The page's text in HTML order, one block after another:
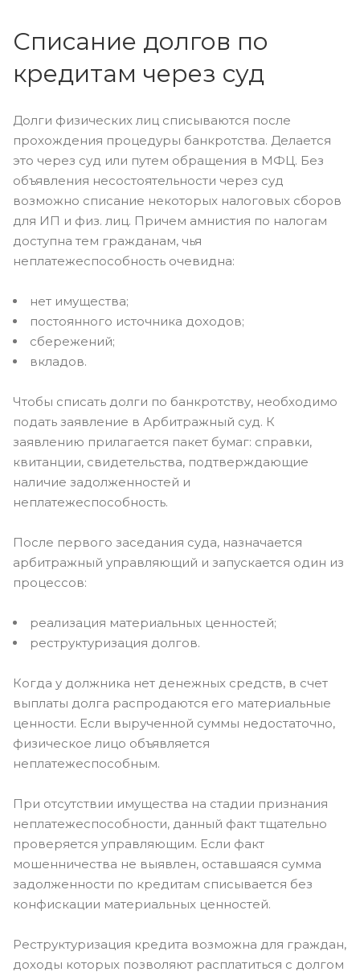
Списание долгов по
кредитам через суд
Долги физических лиц списываются после
прохождения процедуры банкротства. Делается
это через суд или путем обращения в МФЦ. Без
объявления несостоятельности через суд
возможно списание некоторых налоговых сборов
для ИП и физ. лиц. Причем амнистия по налогам
доступна тем гражданам, чья
неплатежеспособность очевидна:
нет имущества;
постоянного источника доходов;
сбережений;
вкладов.
Чтобы списать долги по банкротству, необходимо
подать заявление в Арбитражный суд. К
заявлению прилагается пакет бумаг: справки,
квитанции, свидетельства, подтверждающие
наличие задолженностей и
неплатежеспособность.
После первого заседания суда, назначается
арбитражный управляющий и запускается один из
процессов:
реализация материальных ценностей;
реструктуризация долгов.
Когда у должника нет денежных средств, в счет
выплаты долга распродаются его материальные
ценности. Если вырученной суммы недостаточно,
физическое лицо объявляется
неплатежеспособным.
При отсутствии имущества на стадии признания
неплатежеспособности, данный факт тщательно
проверяется управляющим. Если факт
мошенничества не выявлен, оставшаяся сумма
задолженности по кредитам списывается без
конфискации материальных ценностей.
Реструктуризация кредита возможна для граждан,
доходы которых позволяют расплатиться с долгом